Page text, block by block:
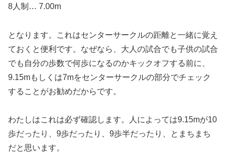
8人制… 7.00m
となります。これはセンターサークルの距離と一緒に覚え
ておくと便利です。なぜなら、大人の試合でも子供の試合
でも自分の歩数で何歩になるのかキックオフする前に、
9.15mもしくは7mをセンターサークルの部分でチェック
することがお勧めだからです。
わたしはこれは必ず確認します。人によっては9.15mが10
歩だったり、9歩だったり、9歩半だったり、とまちまち
だと思います。